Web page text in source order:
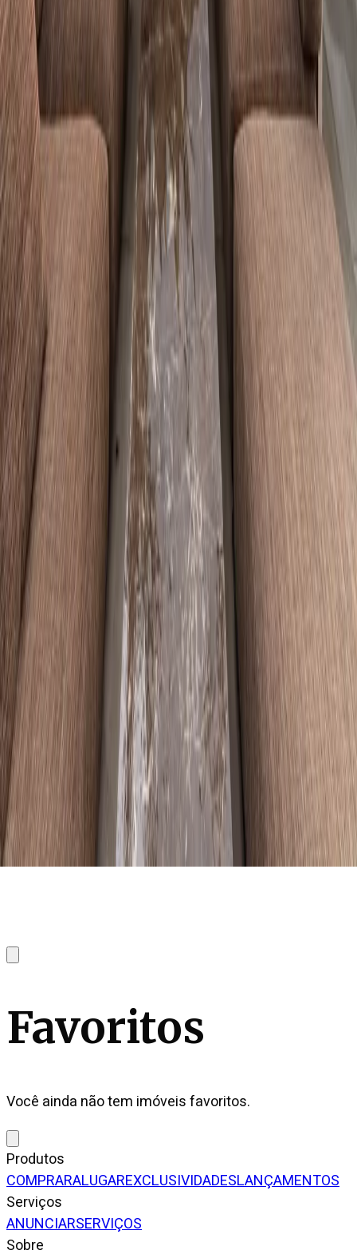
Favoritos
Você ainda não tem imóveis favoritos.
Produtos
COMPRARALUGAREXCLUSIVIDADESLANÇAMENTOS
Serviços
ANUNCIARSERVIÇOS
Sobre